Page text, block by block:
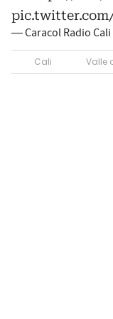
— Caracol Radio Cali
Cali Valle